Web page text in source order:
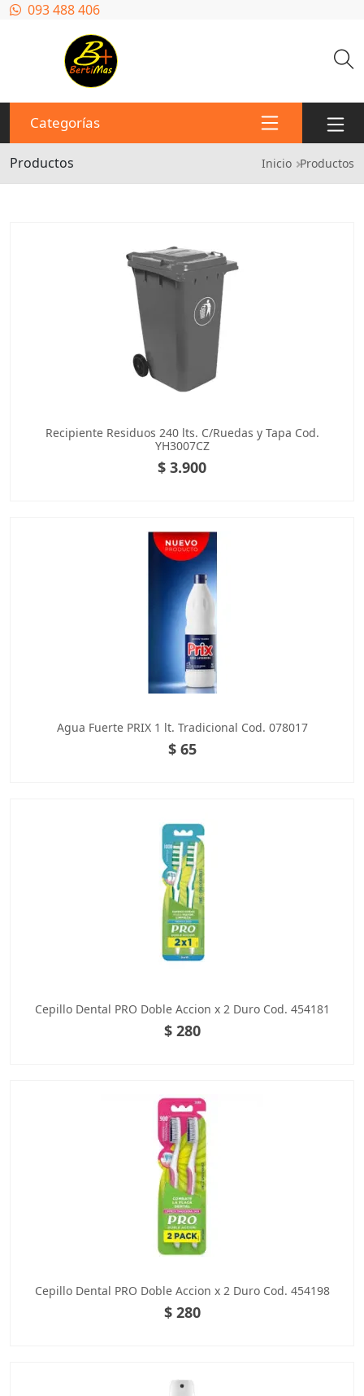
Pasar al contenido principal
093 488 406
Categorías
Productos Ruta de
Inicio Productos
Recipiente Residuos 240 lts. C/Ruedas y Tapa Cod.
YH3007CZ
$ 3.900
Agua Fuerte PRIX 1 lt. Tradicional Cod. 078017
$ 65
Cepillo Dental PRO Doble Accion x 2 Duro Cod. 454181
$ 280
Cepillo Dental PRO Doble Accion x 2 Duro Cod. 454198
$ 280